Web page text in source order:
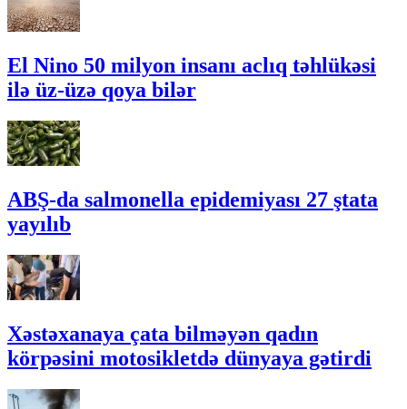
El Nino 50 milyon insanı aclıq təhlükəsi
ilə üz-üzə qoya bilər
ABŞ-da salmonella epidemiyası 27 ştata
yayılıb
Xəstəxanaya çata bilməyən qadın
körpəsini motosikletdə dünyaya gətirdi